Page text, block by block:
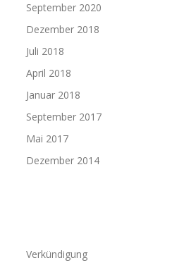
September 2020
Dezember 2018
Juli 2018
April 2018
Januar 2018
September 2017
Mai 2017
Dezember 2014
Verkündigung